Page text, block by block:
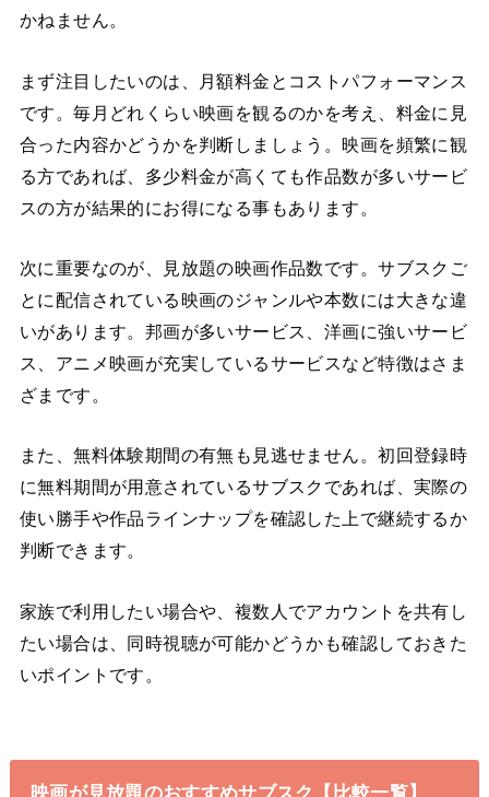
かねません。
まず注目したいのは、月額料金とコストパフォーマンス
です。毎月どれくらい映画を観るのかを考え、料金に見
合った内容かどうかを判断しましょう。映画を頻繁に観
る方であれば、多少料金が高くても作品数が多いサービ
スの方が結果的にお得になる事もあります。
次に重要なのが、見放題の映画作品数です。サブスクご
とに配信されている映画のジャンルや本数には大きな違
いがあります。邦画が多いサービス、洋画に強いサービ
ス、アニメ映画が充実しているサービスなど特徴はさま
ざまです。
また、無料体験期間の有無も見逃せません。初回登録時
に無料期間が用意されているサブスクであれば、実際の
使い勝手や作品ラインナップを確認した上で継続するか
判断できます。
家族で利用したい場合や、複数人でアカウントを共有し
たい場合は、同時視聴が可能かどうかも確認しておきた
いポイントです。
映画が見放題のおすすめサブスク【比較一覧】